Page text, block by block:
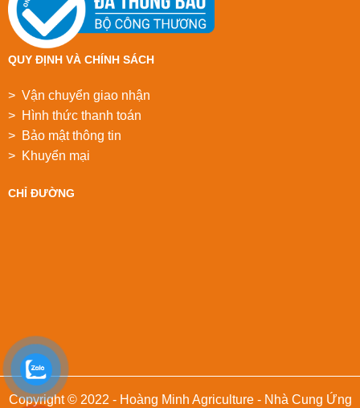
QUY ĐỊNH VÀ CHÍNH SÁCH
> Vận chuyển giao nhận
> Hình thức thanh toán
> Bảo mật thông tin
> Khuyển mại
CHỈ ĐƯỜNG
Copyright © 2022 - Hoàng Minh Agriculture - Nhà Cung Ứng